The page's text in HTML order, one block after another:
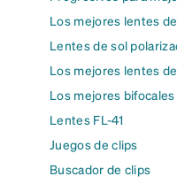
Los mejores lentes
Lentes de sol
Los mejores lentes
Los mejores bifocales
Lentes FL-41
Juegos de clips
Buscador de clips